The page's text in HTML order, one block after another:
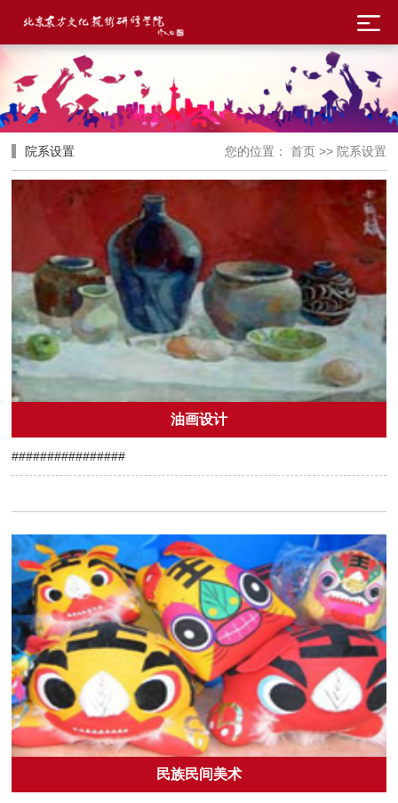
院系设置 您的位置： 首页>> 院系设置
油画设计
################
民族民间美术